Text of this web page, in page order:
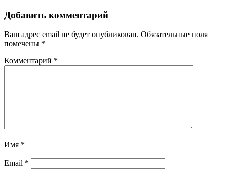
Добавить комментарий
Ваш адрес email не будет опубликован. Обязательные поля
помечены *
Комментарий *
Имя *
Email *